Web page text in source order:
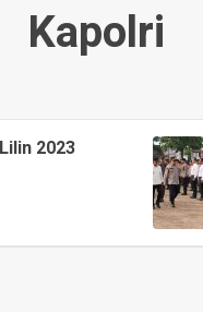
Kapolri
2023